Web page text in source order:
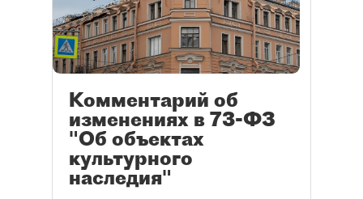
Комментарий об
изменениях в 73-ФЗ
"Об объектах
культурного
наследия"